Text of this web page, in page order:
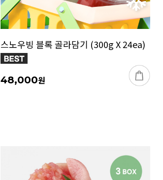
스노우빙 블록 골라담기 (300g X 24ea)
48,000원